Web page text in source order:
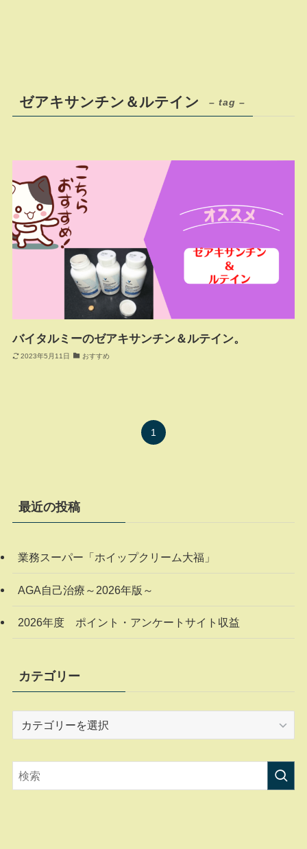
ゼアキサンチン＆ルテイン – tag –
バイタルミーのゼアキサンチン＆ルテイン。
2023年5月11日 おすすめ
1
最近の投稿
業務スーパー「ホイップクリーム大福」
AGA自己治療～2026年版～
2026年度 ポイント・アンケートサイト収益
カテゴリー
リ
ー